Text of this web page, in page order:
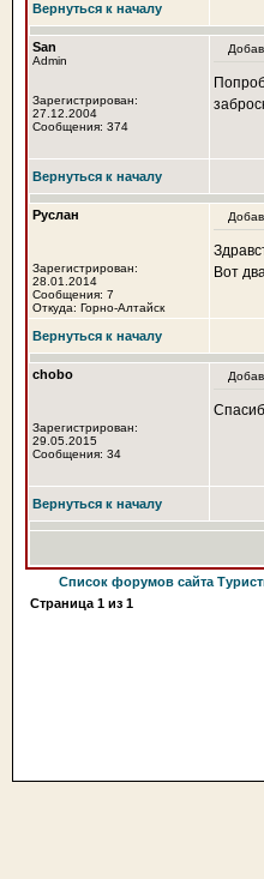
Вернуться к началу
San
Admin
Зарегистрирован:
27.12.2004
Сообщения: 374
Вернуться к началу
Руслан
Зарегистрирован:
28.01.2014
Сообщения: 7
Откуда: Горно-Алтайск
Вот
Вернуться к началу
chobo
Зарегистрирован:
29.05.2015
Сообщения: 34
Вернуться к началу
Список форумов сайта
Страница 1 из 1